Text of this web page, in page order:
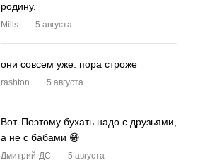
родину.
Mills 5 августа
они совсем уже. пора строже
rashton 5 августа
Вот. Поэтому бухать надо с друзьями,
а не с бабами 😁
Дмитрий-ДС 5 августа